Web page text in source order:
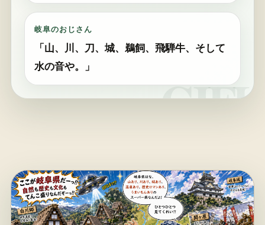
岐阜のおじさん
「山、川、刀、城、鵜飼、飛騨牛、そして
水の音や。」